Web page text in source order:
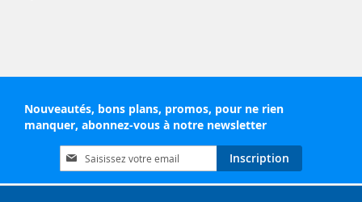
Nouveautés, bons plans, promos, pour ne rien
manquer, abonnez-vous à notre newsletter
Inscription
à
notre
Inscription